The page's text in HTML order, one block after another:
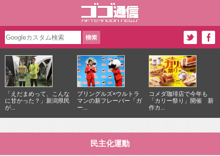
「えだまめって、こんな
に甘かった？」新潟県民
が...
プリングルズ×ウルトラ
マンの新フレーバー「ガ
ー...
コメダ珈琲店で今年も
「カリー祭り」開催 新
作カ...
民主化運動